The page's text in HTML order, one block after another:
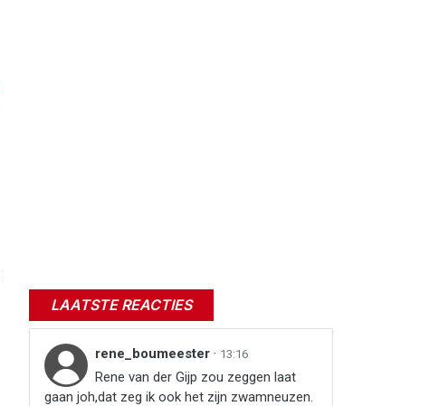
LAATSTE REACTIES
rene_boumeester · 13:16
Rene van der Gijp zou zeggen laat
gaan joh,dat zeg ik ook het zijn zwamneuzen.